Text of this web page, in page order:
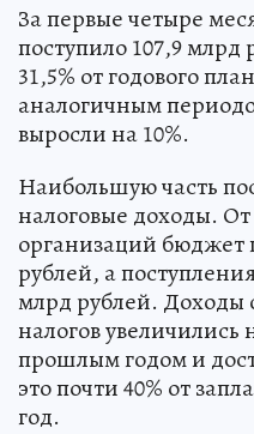
За первые четыре
поступило 107,9 млрд
31,5% от годового
аналогичным
выросли на 10%.
Наибольшую часть
налоговые доходы.
организаций бюджет
рублей, а
млрд рублей. Доходы
налогов увеличились
прошлым годом и
это почти 40% от
год.